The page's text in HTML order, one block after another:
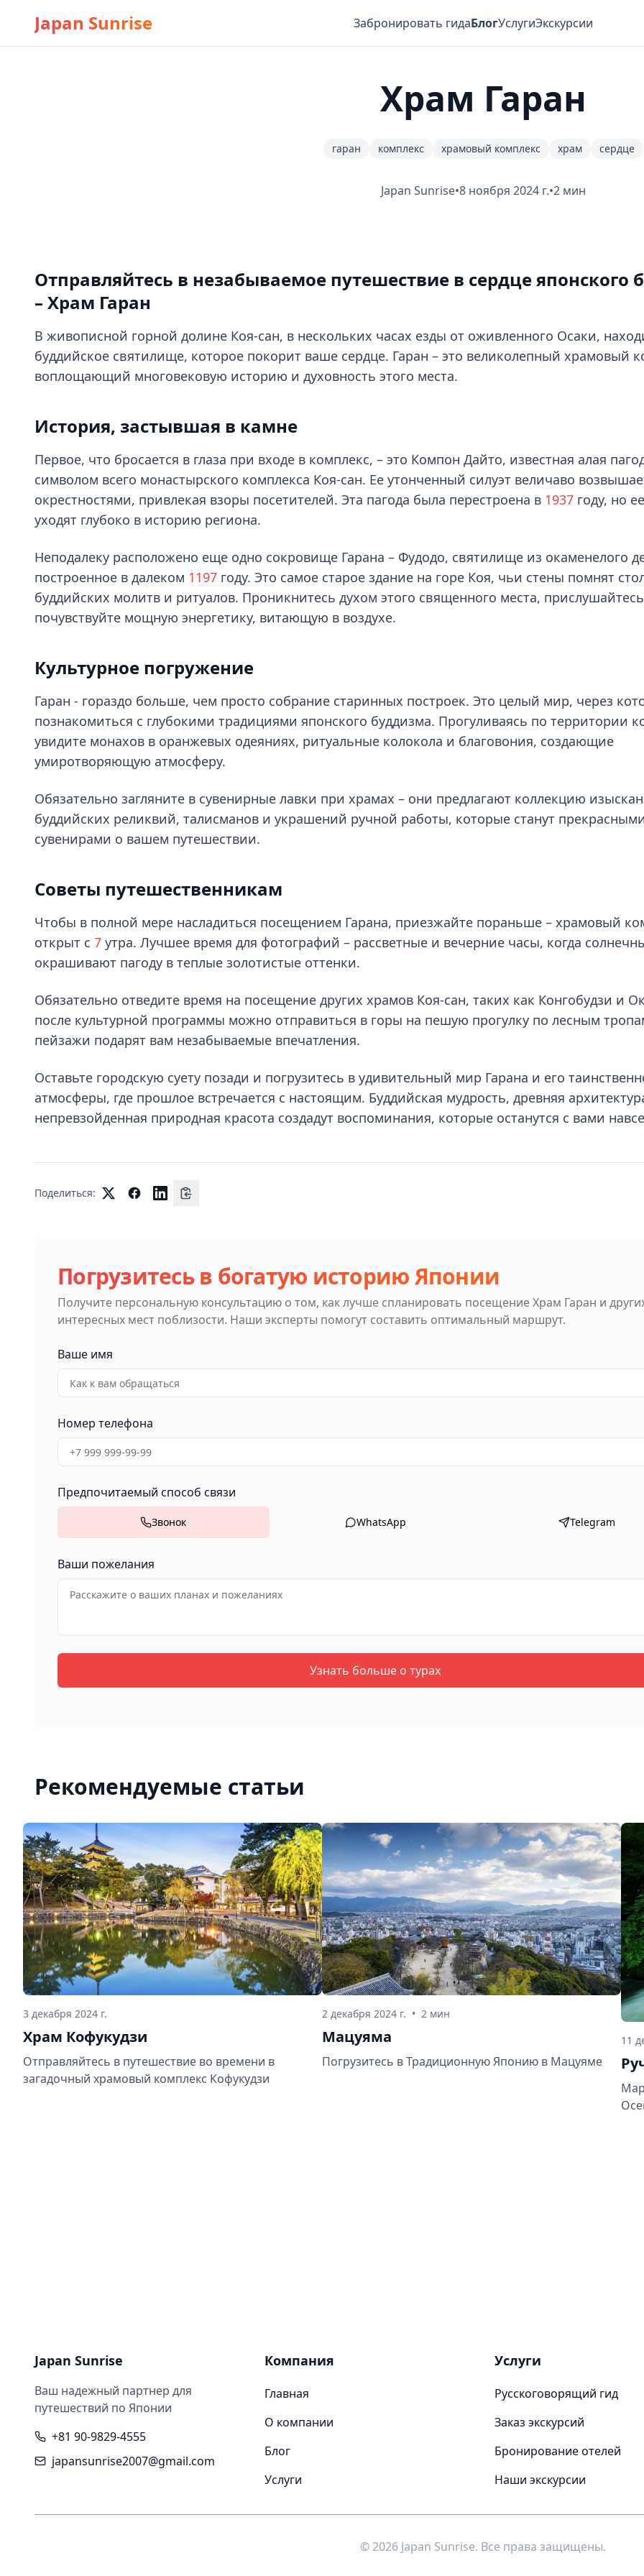
Japan Sunrise Забронировать гидаБлогУслугиЭкскурсии
Храм Гаран
гаран комплекс храмовый комплекс храм сердце
Japan Sunrise•8 ноября 2024 г.•2 мин
Отправляйтесь в незабываемое путешествие в сердце японского
– Храм Гаран
В живописной горной долине Коя-сан, в нескольких часах езды от оживленного Осаки,
буддийское святилище, которое покорит ваше сердце. Гаран – это великолепный храмовый
воплощающий многовековую историю и духовность этого места.
История, застывшая в камне
Первое, что бросается в глаза при входе в комплекс, – это Компон Дайто, известная алая
символом всего монастырского комплекса Коя-сан. Ее утонченный силуэт величаво
окрестностями, привлекая взоры посетителей. Эта пагода была перестроена в 1937 году, но
уходят глубоко в историю региона.
Неподалеку расположено еще одно сокровище Гарана – Фудодо, святилище из окаменелого
построенное в далеком 1197 году. Это самое старое здание на горе Коя, чьи стены помнят
буддийских молитв и ритуалов. Проникнитесь духом этого священного места,
почувствуйте мощную энергетику, витающую в воздухе.
Культурное погружение
Гаран - гораздо больше, чем просто собрание старинных построек. Это целый мир, через
познакомиться с глубокими традициями японского буддизма. Прогуливаясь по территории
увидите монахов в оранжевых одеяниях, ритуальные колокола и благовония, создающие
умиротворяющую атмосферу.
Обязательно загляните в сувенирные лавки при храмах – они предлагают коллекцию
буддийских реликвий, талисманов и украшений ручной работы, которые станут
сувенирами о вашем путешествии.
Советы путешественникам
Чтобы в полной мере насладиться посещением Гарана, приезжайте пораньше – храмовый
открыт с 7 утра. Лучшее время для фотографий – рассветные и вечерние часы, когда
окрашивают пагоду в теплые золотистые оттенки.
Обязательно отведите время на посещение других храмов Коя-сан, таких как Конгобудзи и
после культурной программы можно отправиться в горы на пешую прогулку по лесным
пейзажи подарят вам незабываемые впечатления.
Оставьте городскую суету позади и погрузитесь в удивительный мир Гарана и его
атмосферы, где прошлое встречается с настоящим. Буддийская мудрость, древняя
непревзойденная природная красота создадут воспоминания, которые останутся с вами
Поделиться:
Погрузитесь в богатую историю Японии
Получите персональную консультацию о том, как лучше спланировать посещениеХрам Гаран и
интересных мест поблизости. Наши эксперты помогут составить оптимальный маршрут.
Ваше имя
Номер телефона
Предпочитаемый способ связи
Звонок WhatsApp Telegram
Ваши пожелания
Узнать больше о турах
Рекомендуемые статьи
3 декабря 2024 г.
Храм Кофукудзи
Отправляйтесь в путешествие во времени в
загадочный храмовый комплекс Кофукудзи
2 декабря 2024 г. • 2 мин
Мацуяма
Погрузитесь в Традиционную Японию в Мацуяме
11
Japan Sunrise
Ваш надежный партнер для
путешествий по Японии
+81 90-9829-4555
japansunrise2007@gmail.com
Компания
Главная
О компании
Блог
Услуги
Услуги
Русскоговорящий гид
Заказ экскурсий
Бронирование отелей
Наши экскурсии
© 2026 Japan Sunrise. Все права защищены.